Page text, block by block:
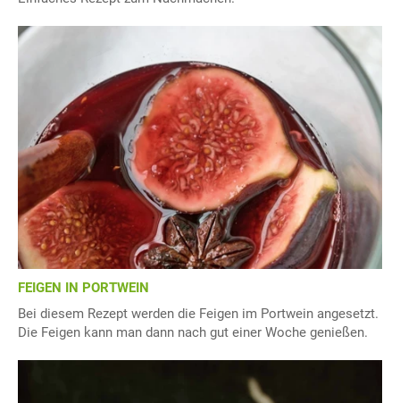
FEIGEN IN PORTWEIN
Bei diesem Rezept werden die Feigen im Portwein angesetzt.
Die Feigen kann man dann nach gut einer Woche genießen.